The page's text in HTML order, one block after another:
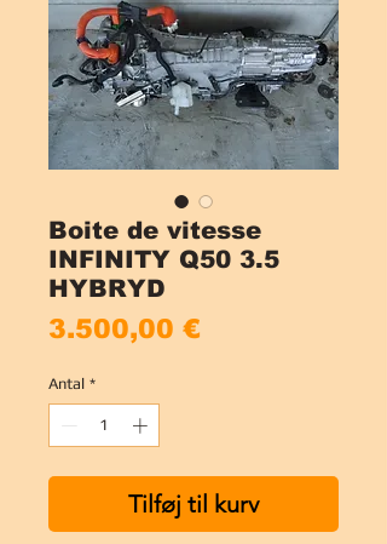
Boite de vitesse
INFINITY Q50 3.5
HYBRYD
3.500,00 €
Antal *
Tilføj til kurv